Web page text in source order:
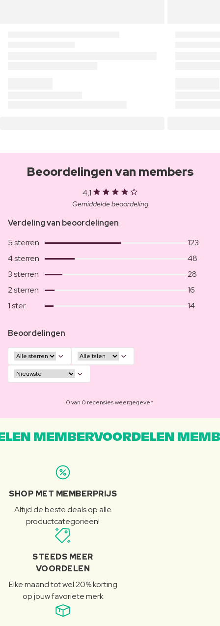
Beoordelingen van members
4,1
Gemiddelde beoordeling
Verdeling van beoordelingen
5 sterren
123
4 sterren
48
3 sterren
28
2 sterren
16
1 ster
14
Beoordelingen
0 van 0 recensies weergegeven
MEMBERVOORDELEN
SHOP MET MEMBERPRIJS
Altijd de beste deals op alle
productcategorieën!
STEEDS MEER
VOORDELEN
Elke maand tot wel 20% korting
op jouw favoriete merk